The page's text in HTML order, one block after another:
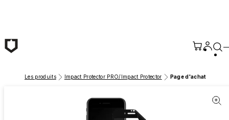
Les produits Impact Protector PRO/Impact Protector Page d'achat